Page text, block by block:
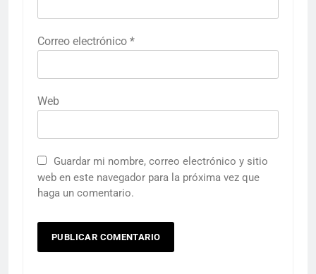
Correo electrónico *
Web
Guardar mi nombre, correo electrónico y sitio
web en este navegador para la próxima vez que
haga un comentario.